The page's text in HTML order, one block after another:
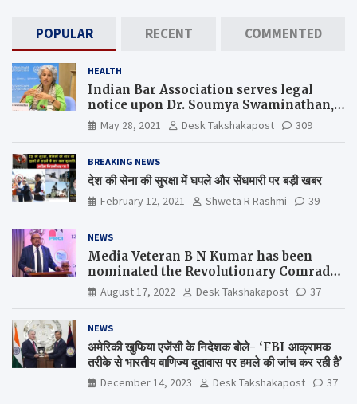
POPULAR RECENT COMMENTED
HEALTH
Indian Bar Association serves legal
notice upon Dr. Soumya Swaminathan,
the Chief Scientist, WHO
May 28, 2021 Desk Takshakapost 309
BREAKING NEWS
देश की सेना की सुरक्षा में घपले और सेंधमारी पर बड़ी खबर
February 12, 2021 Shweta R Rashmi 39
NEWS
Media Veteran B N Kumar has been
nominated the Revolutionary Comrade
Shiv Varma Media Award 2022-23
August 17, 2022 Desk Takshakapost 37
NEWS
अमेरिकी खुफिया एजेंसी के निदेशक बोले- ‘FBI आक्रामक
तरीके से भारतीय वाणिज्य दूतावास पर हमले की जांच कर रही है’
December 14, 2023 Desk Takshakapost 37